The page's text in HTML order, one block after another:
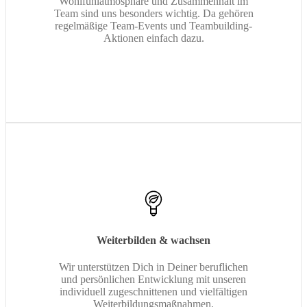
Team sind uns besonders wichtig. Da gehören
regelmäßige Team-Events und Teambuilding-
Aktionen einfach dazu.
Weiterbilden & wachsen
Wir unterstützen Dich in Deiner beruflichen
und persönlichen Entwicklung mit unseren
individuell zugeschnittenen und vielfältigen
Weiterbildungsmaßnahmen.